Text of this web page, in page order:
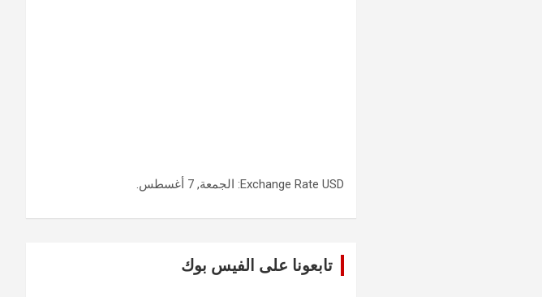
Exchange Rate USD : الجمعة, 7 أغسطس.
تابعونا على الفيس بوك